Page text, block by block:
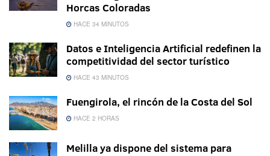
Horcas Coloradas
HACE 34 MINUTOS
Datos e Inteligencia Artificial redefinen la
competitividad del sector turístico
HACE 43 MINUTOS
Fuengirola, el rincón de la Costa del Sol
HACE 2 HORAS
Melilla ya dispone del sistema para